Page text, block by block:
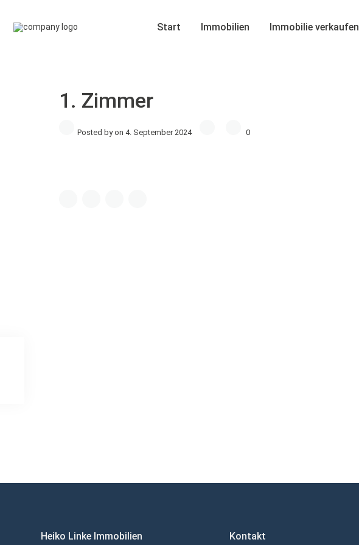
Start Immobilien Immobilie verkaufen
1. Zimmer
Posted by on 4. September 2024 0
Heiko Linke Immobilien Kontakt